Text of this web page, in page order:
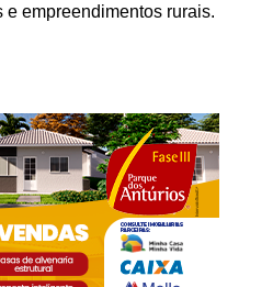
empreendimentos rurais.